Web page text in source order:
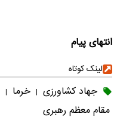
انتهای پیام
لینک کوتاه
جهاد کشاورزی | خرما |
مقام معظم رهبری